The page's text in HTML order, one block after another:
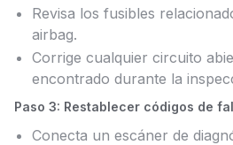
Revisa los fusibles
airbag.
Corrige cualquier circuito
encontrado durante la
Paso 3: Restablecer códigos de
Conecta un escáner de